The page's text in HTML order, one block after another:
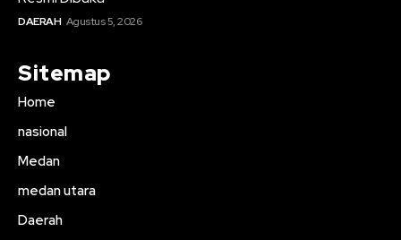
DAERAH Agustus 5, 2026
Sitemap
Home
nasional
Medan
medan utara
Daerah